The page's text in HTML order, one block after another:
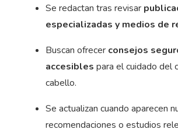
Se redactan tras revisar
especializadas y medios de
Buscan ofrecer consejos
accesibles para el cuidado del
cabello.
Se actualizan cuando aparecen
recomendaciones o estudios